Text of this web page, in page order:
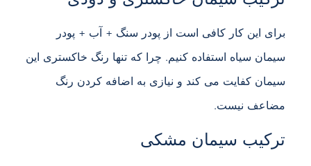
برای این کار کافی است از پودر سنگ + آب + پودر
سیمان سیاه استفاده کنیم. چرا که تنها رنگ خاکستری این
سیمان کفایت می کند و نیازی به اضافه کردن رنگ
مضاعف نیست.
ترکیب سیمان مشکی